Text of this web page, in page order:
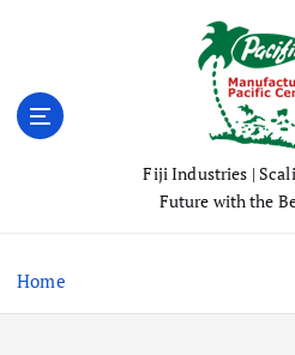
n
Fiji Industries |
Future with the
Home